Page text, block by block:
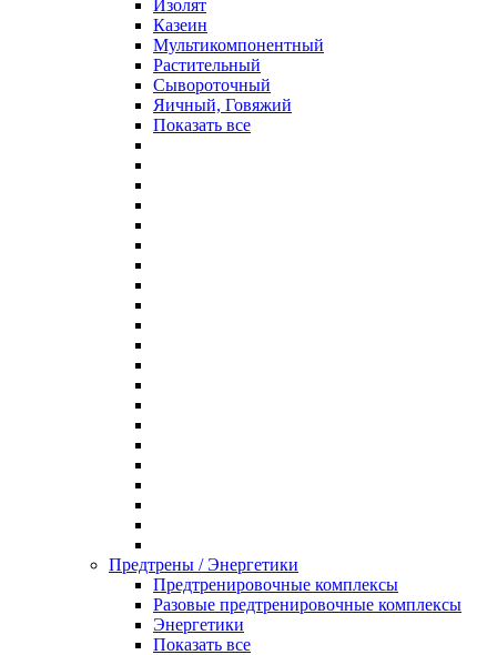
Изолят
Казеин
Мультикомпонентный
Растительный
Сывороточный
Яичный, Говяжий
Показать все
Предтрены / Энергетики
Предтренировочные комплексы
Разовые предтренировочные комплексы
Энергетики
Показать все